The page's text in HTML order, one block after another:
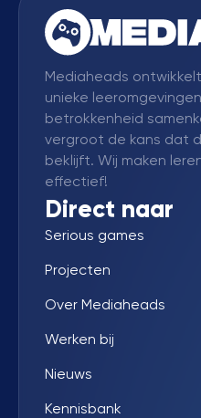
Mediaheads
unieke
betrokkenheid
vergroot de kans dat
beklijft. Wij maken
effectief!
Direct naar
Serious games
Projecten
Over Mediaheads
Werken bij
Nieuws
Kennisbank